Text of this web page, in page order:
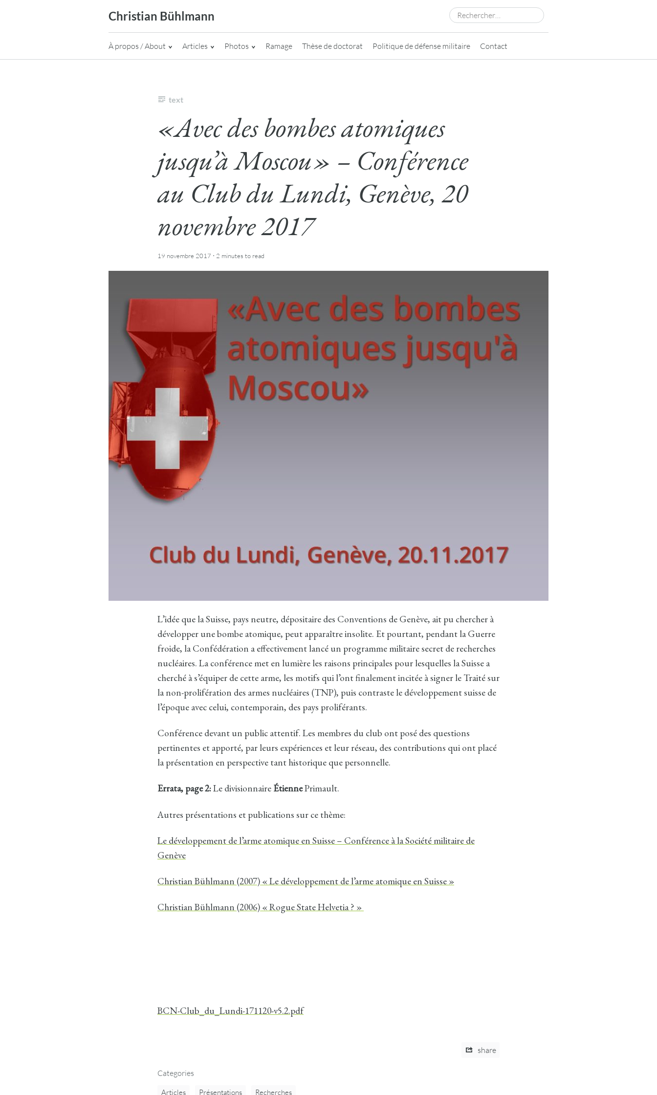
Christian Bühlmann Rechercher :
À propos / About Articles Photos Ramage Thèse de doctorat Politique de défense militaire Contact
text
«Avec des bombes atomiques
jusqu’à Moscou» – Conférence
au Club du Lundi, Genève, 20
novembre 2017
19 novembre 2017 · 2 minutes to read
L’idée que la Suisse, pays neutre, dépositaire des Conventions de Genève, ait pu chercher à
développer une bombe atomique, peut apparaître insolite. Et pourtant, pendant la Guerre
froide, la Confédération a effectivement lancé un programme militaire secret de recherches
nucléaires. La conférence met en lumière les raisons principales pour lesquelles la Suisse a
cherché à s’équiper de cette arme, les motifs qui l’ont finalement incitée à signer le Traité sur
la non-prolifération des armes nucléaires (TNP), puis contraste le développement suisse de
l’époque avec celui, contemporain, des pays proliférants.
Conférence devant un public attentif. Les membres du club ont posé des questions
pertinentes et apporté, par leurs expériences et leur réseau, des contributions qui ont placé
la présentation en perspective tant historique que personnelle.
Errata, page 2:Le divisionnaire ÉtiennePrimault.
Autres présentations et publications sur ce thème:
Le développement de l’arme atomique en Suisse – Conférence à la Société militaire de
Genève
Christian Bühlmann (2007) « Le développement de l’arme atomique en Suisse »
Christian Bühlmann (2006) « Rogue State Helvetia ? »
BCN-Club_du_Lundi-171120-v5.2.pdf
share
Categories
Articles Présentations Recherches